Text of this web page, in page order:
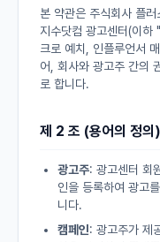
본 약관은 주식회사 플
지수닷컴 광고센터(이하
크로 예치, 인플루언서
어, 회사와 광고주 간의
로 합니다.
제 2 조 (용어의 정의)
광고주: 광고센터 회
인을 등록하여 광고
니다.
캠페인: 광고주가 제